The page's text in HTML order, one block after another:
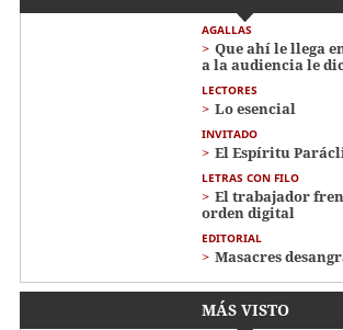
AGALLAS
Que ahí le llega
a la audiencia le
LECTORES
Lo esencial
INVITADO
El Espíritu
LETRAS CON FILO
El trabajador
orden digital
EDITORIAL
Masacres
MÁS VISTO